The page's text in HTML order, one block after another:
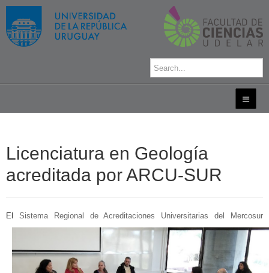
Licenciatura en Geología
acreditada por ARCU-SUR
E Sistema Regional de Acreditaciones Universitarias del Mercosur